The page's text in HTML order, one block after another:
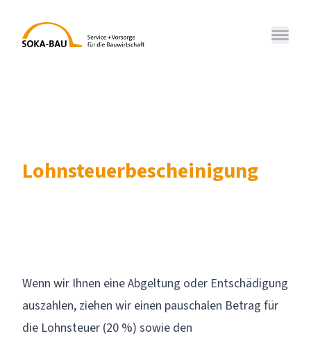
SOKA-BAU Menü
Lohnsteuerbescheinigung
Wenn wir Ihnen eine Abgeltung oder Entschädigung
auszahlen, ziehen wir einen pauschalen Betrag für
die Lohnsteuer (20 %) sowie den